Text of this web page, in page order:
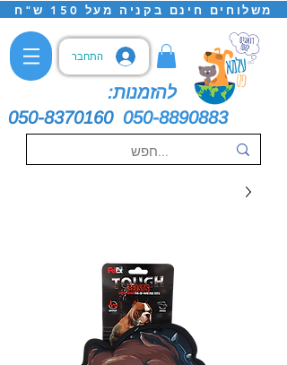
משלוחים חינם בקניה מעל 150 ש"ח
התחבר
להזמנות:
050-8370160 050-8890883